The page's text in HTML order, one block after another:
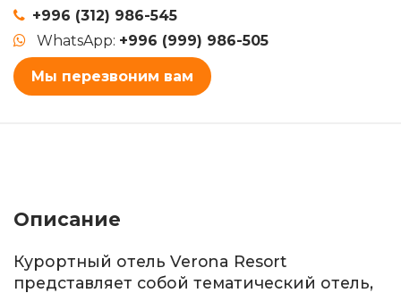
+996 (312) 986-545
WhatsApp: +996 (999) 986-505
Мы перезвоним вам
Описание
Курортный отель Verona Resort
представляет собой тематический отель,